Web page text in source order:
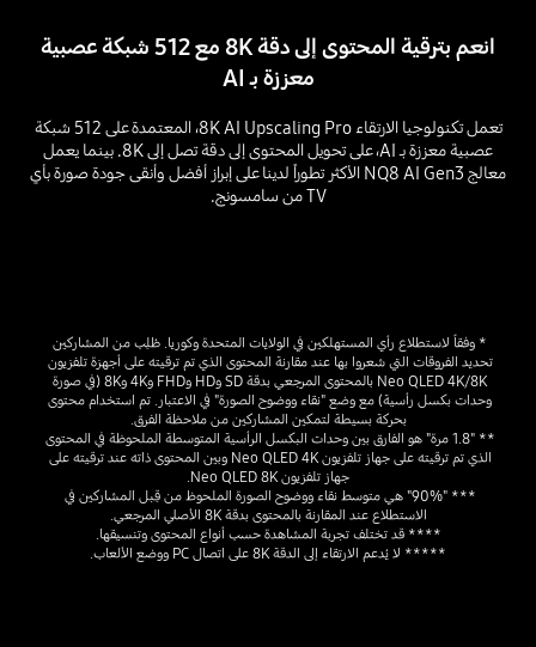
انعم بترقية المحتوى إلى دقة 8K مع 512 شبكة عصبية
معززة بـ AI
تعمل تكنولوجيا الارتقاء 8K AI Upscaling Pro، المعتمدة على 512 شبكة
عصبية معززة بـ AI، على تحويل المحتوى إلى دقة تصل إلى 8K. بينما يعمل
معالج NQ8 AI Gen3 الأكثر تطوراً لدينا على إبراز أفضل وأنقى جودة صورة بأي
TV من سامسونج.
بحركة بسيطة لتمكين المشاركين من ملاحظة الفرق.
جهاز تلفزيون Neo QLED 8K.
الاستطلاع عند المقارنة بالمحتوى بدقة 8K الأصلي المرجعي.
**** قد تختلف تجربة المشاهدة حسب أنواع المحتوى وتنسيقها.
***** لا يُدعم الارتقاء إلى الدقة 8K على اتصال PC ووضع الألعاب.